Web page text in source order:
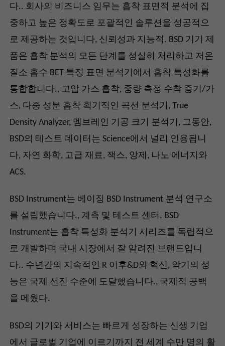
다.. 회사의 비즈니스 임무는 흡착 표면적 분석에 집
중하고 높은 정확도로 포괄적인 솔루션을 성공적으
로 제공하는 것입니다, 신뢰성과 지능적. BSD 기기 제
품은 흡착 분석의 모든 단계를 성실히 처리하고 저온
질소 흡수 BET 특정 표면 분석기에서 흡착 특성화를
통합합니다., 고압 가스 흡착, 중량 측정 수착 증기/가
스, 다중 성분 흡착 획기적인 곡선 분석기, True
Density Analyzer, 멤브레인 기공 크기 분석기, 그동안,
BSD의 테스트 데이터는 Science에서 널리 인용됩니
다, 자연 화학, 고급 재료, 잭스, 앙제, 나노 에너지와
ACS.
BSD Instrument는 베이징 BSD Instrument 분석 연구소
를 설립했습니다., 계측 및 테스트 센터. BSD
Instrument는 흡착 특성화 분석기 시리즈를 독립적으
로 개발하며 국내 시장에서 잘 알려진 브랜드입니
다.. 수년간의 지속적인 R 이후&D와 혁신, 악기의 성
능은 국제 선진 수준에 도달했습니다., 국제적 공백
을 메웠다.
BSD의 기기와 서비스는 빠르게 성장하는 신생 기업
에서 글로벌 기업에 이르기까지 전 세계 수만 명의 활